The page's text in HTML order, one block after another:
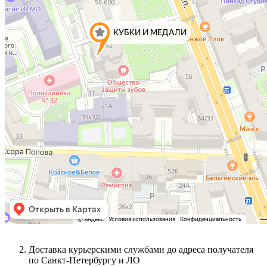
Доставка курьерскими службами до адреса получателя
по Санкт-Петербургу и ЛО